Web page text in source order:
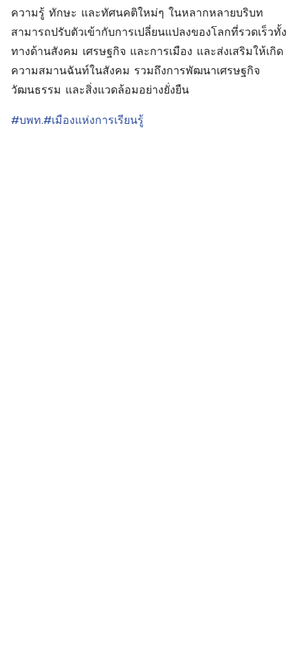
ความรู้ ทักษะ และทัศนคติใหม่ๆ ในหลากหลายบริบท
สามารถปรับตัวเข้ากับการเปลี่ยนแปลงของโลกที่รวดเร็วทั้ง
ทางด้านสังคม เศรษฐกิจ และการเมือง และส่งเสริมให้เกิด
ความสมานฉันท์ในสังคม รวมถึงการพัฒนาเศรษฐกิจ
วัฒนธรรม และสิ่งแวดล้อมอย่างยั่งยืน
#บพท.#เมืองแห่งการเรียนรู้